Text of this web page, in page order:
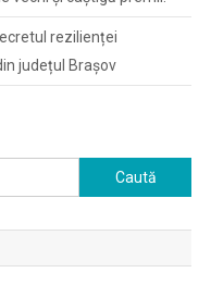
rezilienței
județul Brașov
Caută
după: